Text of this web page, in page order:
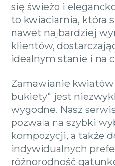
się świeżo i
to kwiaciarnia, która
nawet najbardziej
klientów,
idealnym stanie i na
Zamawianie
bukiety" jest
wygodne. Nasz
pozwala na szybki
kompozycji, a także
indywidualnych
różnorodność